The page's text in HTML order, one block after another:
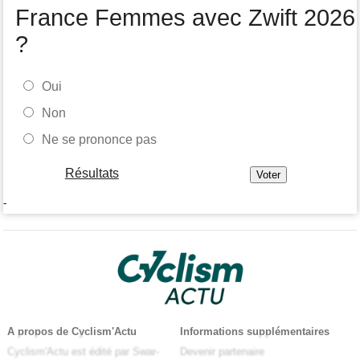
France Femmes avec Zwift 2026
?
Oui
Non
Ne se prononce pas
Résultats
-
A propos de Cyclism'Actu
Cyclism'Actu est édité par Swar-
Informations supplémentaires
Devenir partenaire